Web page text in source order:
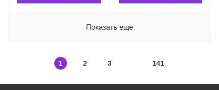
Показать еще
1 2 3 141